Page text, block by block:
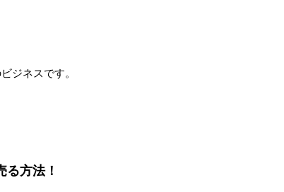
ジネスです。
方法！